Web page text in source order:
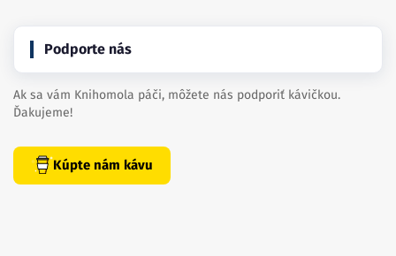
Podporte nás
Ak sa vám Knihomola páči, môžete nás podporiť kávičkou.
Ďakujeme!
Kúpte nám kávu